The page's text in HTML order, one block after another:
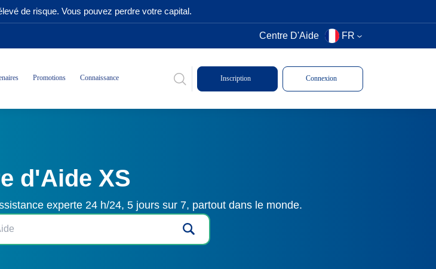
de risque. Vous pouvez perdre votre capital.
Centre D'Aide FR
Promotions Connaissance Inscription Connexion
d'Aide XS
experte 24 h/24, 5 jours sur 7, partout dans le monde.